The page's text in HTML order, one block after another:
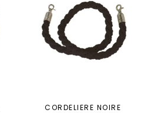
CORDELIERE NOIRE